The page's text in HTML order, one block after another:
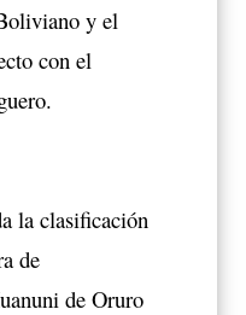
y el
con el
la clasificación
de
de Oruro